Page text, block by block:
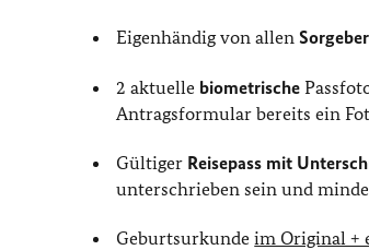
Eigenhändig von allen
2 aktuelle biometrische
Antragsformular bereits ein
Gültiger Reisepass mit
unterschrieben sein und
Geburtsurkundeim Original +